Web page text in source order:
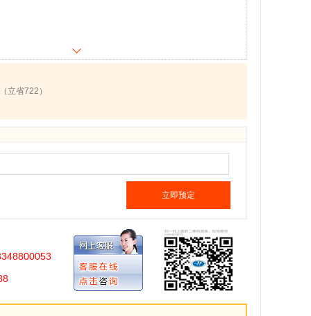
（立省722）
立即预定